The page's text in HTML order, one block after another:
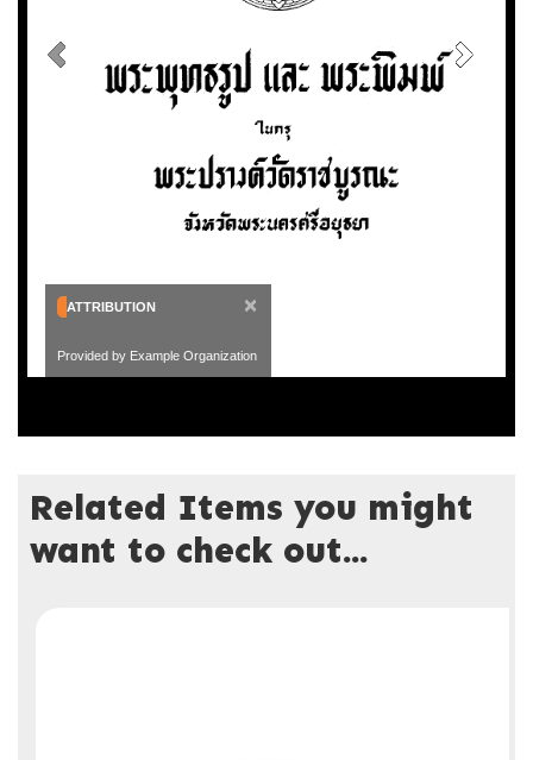
ATTRIBUTION ×
Provided by Example Organization
Related Items you might
want to check out...